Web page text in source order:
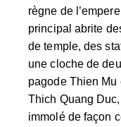
règne de
principal abrite
de temple, des
une cloche de
pagode Thien Mu
Thich Quang
immolé de façon